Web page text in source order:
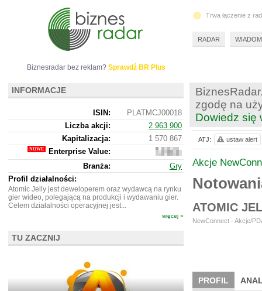
zgodę na
Dowiedz się
Akcje
ATOMIC
NewConnect - Akcje/
PROFIL
ATJ: ustaw alert
Biznesradar bez reklam? Sprawdź BR Plus
INFORMACJE
ISIN:
PLATMCJ00018
Liczba akcji:
2 963 900
Kapitalizacja:
1 570 867
Enterprise Value:
1
565
867
Branża:
Gry
Profil działalności:
Atomic Jelly jest deweloperem oraz wydawcą na rynku
gier wideo, polegającą na produkcji i wydawaniu gier.
Celem działalności operacyjnej jest...
więcej »
TU ZACZNIJ
Trwa łączenie z
RADAR